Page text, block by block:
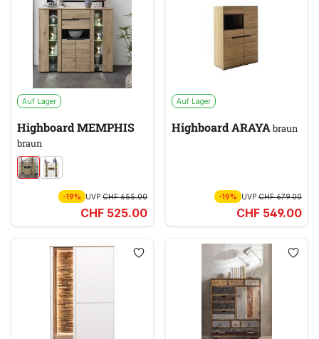
Auf Lager
Highboard MEMPHIS
braun
-19% UVP CHF 655.00
CHF 525.00
Auf Lager
Highboard ARAYAbraun
-19% UVPCHF 679.00
CHF 549.00